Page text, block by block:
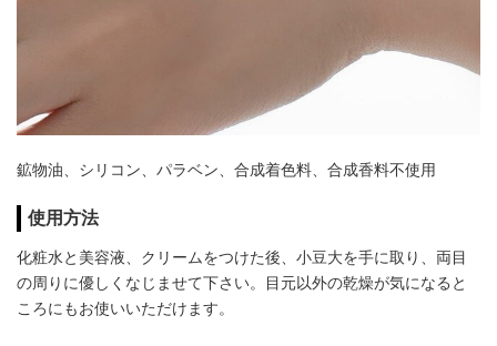
鉱物油、シリコン、パラベン、合成着色料、合成香料不使用
使用方法
化粧水と美容液、クリームをつけた後、小豆大を手に取り、両目
の周りに優しくなじませて下さい。目元以外の乾燥が気になると
ころにもお使いいただけます。